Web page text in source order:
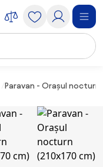
Paravan - Orașul nocturn